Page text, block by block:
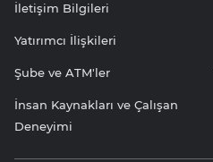
İletişim Bilgileri
Yatırımcı İlişkileri
Şube ve ATM'ler
İnsan Kaynakları ve Çalışan
Deneyimi